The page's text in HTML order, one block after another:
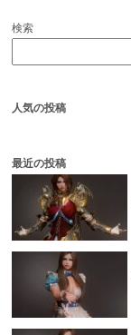
検索
人気の投稿
最近の投稿